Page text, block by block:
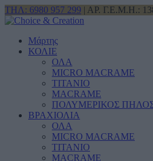
ΤΗΛ: 6980 957 299 | ΑΡ. Γ.Ε.Μ.Η.:
Μάρτης
ΚΟΛΙΕ
ΟΛΑ
MICRO MACRAME
ΤΙΤΑΝΙΟ
MACRAME
ΠΟΛΥΜΕΡΙΚΟΣ
ΒΡΑΧΙΟΛΙΑ
ΟΛΑ
MICRO MACRAME
ΤΙΤΑΝΙΟ
MACRAME